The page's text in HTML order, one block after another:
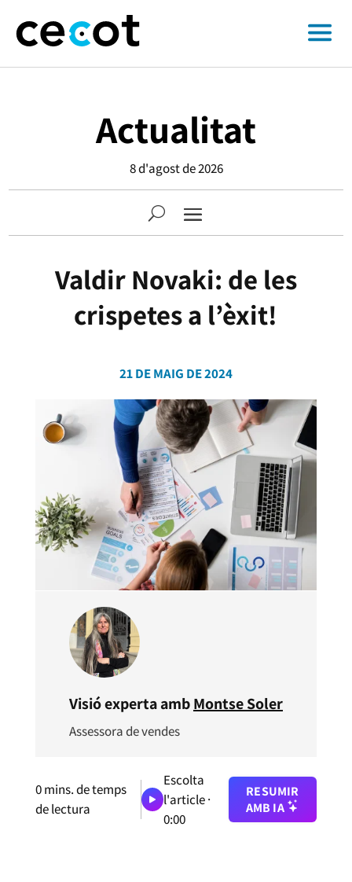
Actualitat
8 d'agost de 2026
Valdir Novaki: de les
crispetes a l’èxit!
21 DE MAIG DE 2024
Visió experta ambMontse Soler
Assessora de vendes
0mins. de temps
de lectura
Escolta
l'article ·
0:00
RESUMIR
AMB IA